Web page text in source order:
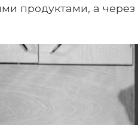
продуктами, а